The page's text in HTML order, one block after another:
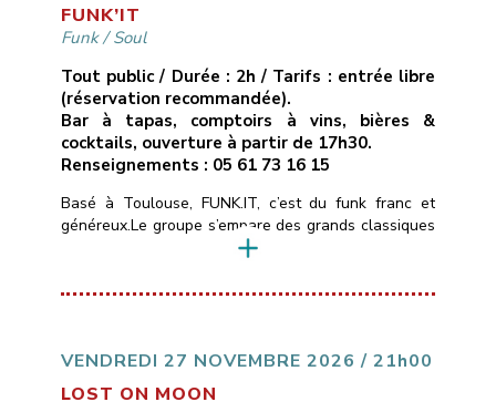
FUNK’IT
Funk/Soul
Tout public / Durée : 2h / Tarifs : entrée libre
(réservation recommandée).
Bar à tapas, comptoirs à vins, bières &
cocktails, ouverture à partir de 17h30.
Renseignements : 05 61 73 16 15
Basé à Toulouse, FUNK.IT, c’est du funk franc et
généreux.Le groupe s’empare des grands classiques
du funk, de la soul et du groove — de Stevie
et les réarrange à sa façon : nouveaux grooves,
VENDREDI 27 NOVEMBRE 2026 / 21h00
LOST ON MOON